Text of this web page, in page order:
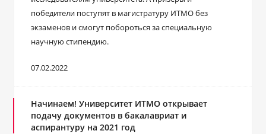
победители поступят в магистратуру ИТМО без
экзаменов и смогут побороться за специальную
научную стипендию.
07.02.2022
Начинаем! Университет ИТМО открывает
подачу документов в бакалавриат и
аспирантуру на 2021 год